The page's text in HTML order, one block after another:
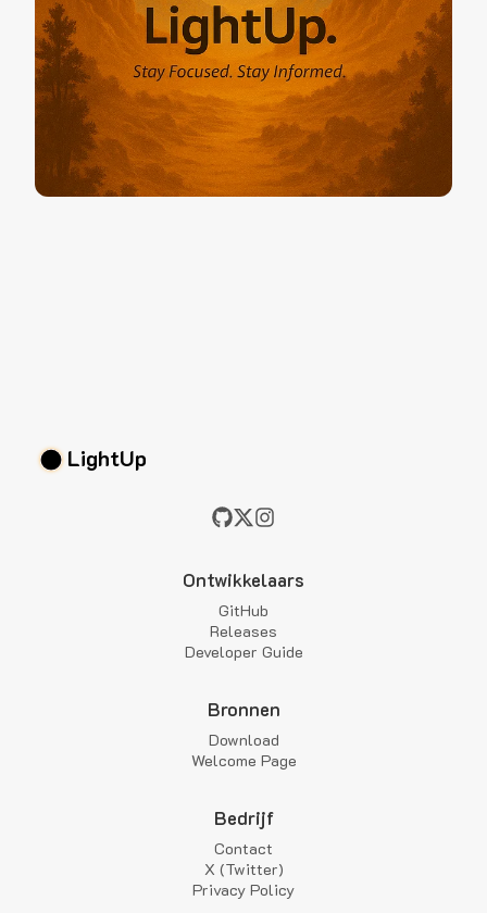
LightUp
Ontwikkelaars
GitHub
Releases
Developer Guide
Bronnen
Download
Welcome Page
Bedrijf
Contact
X (Twitter)
Privacy Policy